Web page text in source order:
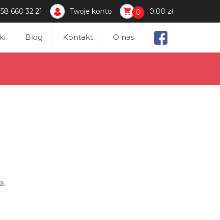
660 32 21 Twoje konto 0 0,00 zł
Blog Kontakt O nas